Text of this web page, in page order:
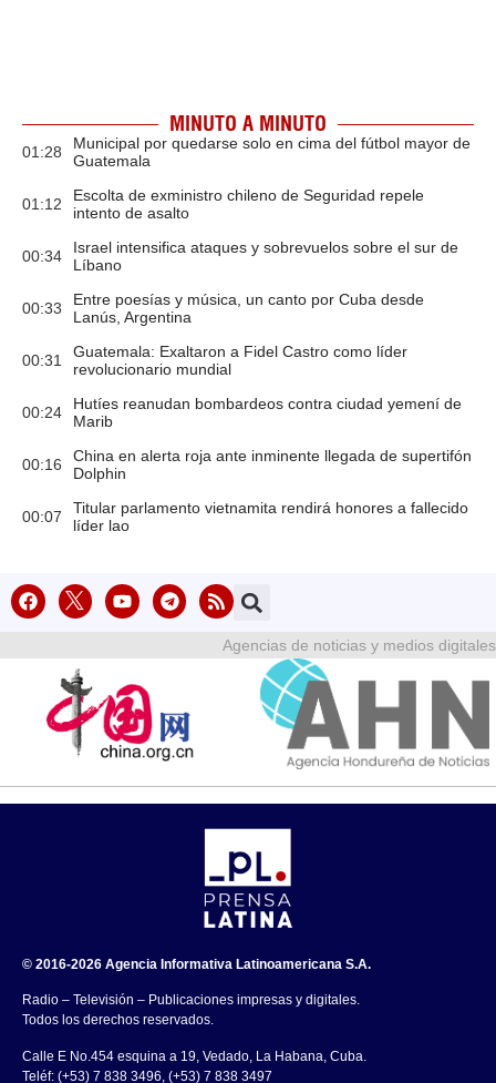
MINUTO A MINUTO
01:28
Municipal por quedarse solo en cima del fútbol mayor de
Guatemala
01:12
Escolta de exministro chileno de Seguridad repele
intento de asalto
00:34
Israel intensifica ataques y sobrevuelos sobre el sur de
Líbano
00:33
Entre poesías y música, un canto por Cuba desde
Lanús, Argentina
00:31
Guatemala: Exaltaron a Fidel Castro como líder
revolucionario mundial
00:24
Hutíes reanudan bombardeos contra ciudad yemení de
Marib
00:16
China en alerta roja ante inminente llegada de supertifón
Dolphin
00:07
Titular parlamento vietnamita rendirá honores a fallecido
líder lao
Agencias de noticias y medios digitales
© 2016-2026 Agencia Informativa Latinoamericana S.A.
Radio – Televisión – Publicaciones impresas y digitales.
Todos los derechos reservados.
Calle E No.454 esquina a 19, Vedado, La Habana, Cuba.
Teléf: (+53) 7 838 3496, (+53) 7 838 3497